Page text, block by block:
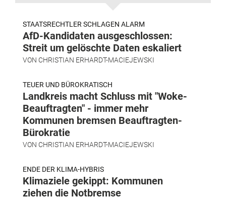
STAATSRECHTLER SCHLAGEN ALARM
AfD-Kandidaten ausgeschlossen:
Streit um gelöschte Daten eskaliert
VON CHRISTIAN ERHARDT-MACIEJEWSKI
TEUER UND BÜROKRATISCH
Landkreis macht Schluss mit "Woke-
Beauftragten" - immer mehr
Kommunen bremsen Beauftragten-
Bürokratie
VON CHRISTIAN ERHARDT-MACIEJEWSKI
ENDE DER KLIMA-HYBRIS
Klimaziele gekippt: Kommunen
ziehen die Notbremse